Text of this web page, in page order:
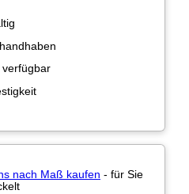
nach Maß kaufen - für Sie